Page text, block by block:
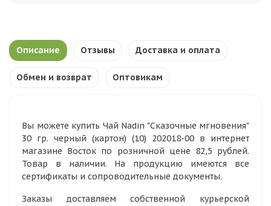
Описание Отзывы Доставка и оплата
Обмен и возврат Оптовикам
Вы можете купить Чай Nadin "Сказочные мгновения"
30 гр. черный (картон) (10) 202018-00 в интернет
магазине Восток по розничной цене 82,5 рублей.
Товар в наличии. На продукцию имеются все
сертификаты и сопроводительные документы.
Заказы доставляем собственной курьерской